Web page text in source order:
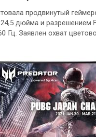
продвинутый
дюйма и разрешением
Гц. Заявлен охват